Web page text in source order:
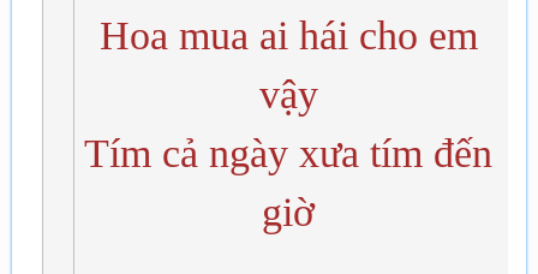
Hoa mua ai hái cho em
vậy
Tím cả ngày xưa tím đến
giờ